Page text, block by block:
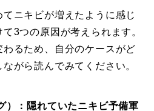
ニキビが増えたように感じ
3つの原因が考えられます。
るため、自分のケースがど
がら読んでみてください。
：隠れていたニキビ予備軍